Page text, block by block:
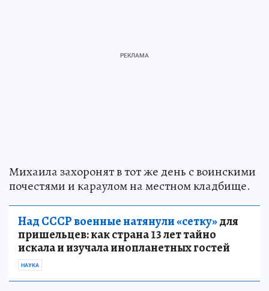
Михаила захоронят в тот же день с воинскими
почестями и караулом на местном кладбище.
Над СССР военные натянули «сетку»для
пришельцев: как страна 13 лет тайно
искала и изучала инопланетных гостей
НАУКА